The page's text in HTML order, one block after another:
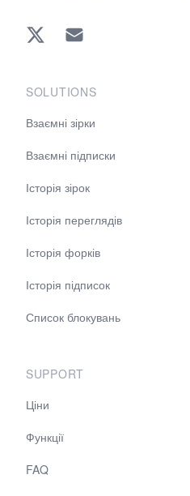
Twitter EMAIL
SOLUTIONS
Взаємні зірки
Взаємні підписки
Історія зірок
Історія переглядів
Історія форків
Історія підписок
Список блокувань
SUPPORT
Ціни
Функції
FAQ